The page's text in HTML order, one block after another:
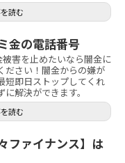
読む
金の電話番号
害を止めたいなら闇金に
ださい！闇金からの嫌が
短即日ストップしてくれ
解決ができます。
読む
ファイナンス】は